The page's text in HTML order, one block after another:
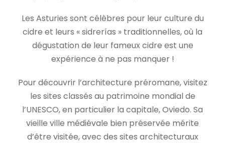
Les Asturies sont célèbres pour leur culture du
cidre et leurs « sidrerías » traditionnelles, où la
dégustation de leur fameux cidre est une
expérience à ne pas manquer !
Pour découvrir l’architecture préromane, visitez
les sites classés au patrimoine mondial de
l’UNESCO, en particulier la capitale, Oviedo. Sa
vieille ville médiévale bien préservée mérite
d’être visitée, avec des sites architecturaux